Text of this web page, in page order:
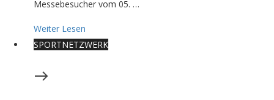
Messebesucher vom 05. …
Weiter Lesen
SPORTNETZWERK